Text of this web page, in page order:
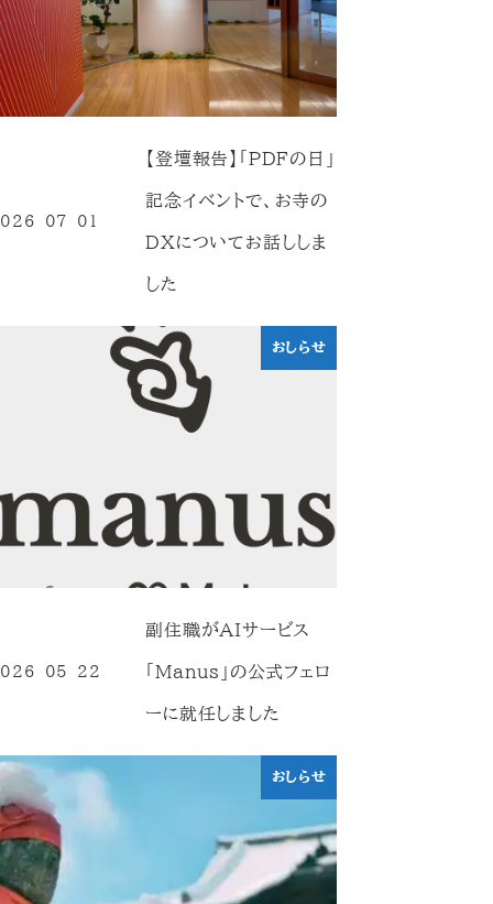
【登壇報告】「PDFの日」
記念イベントで、お寺の
DXについてお話ししま
した
07-01
おしらせ
副住職がAIサービス
「Manus」の公式フェロ
ーに就任しました
05-22
おしらせ